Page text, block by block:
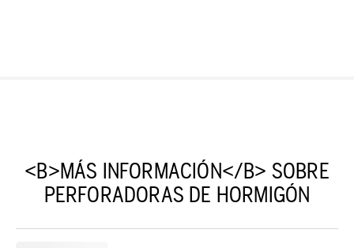
<B>MÁS INFORMACIÓN</B> SOBRE
PERFORADORAS DE HORMIGÓN